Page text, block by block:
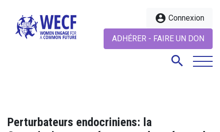
account_circle Connexion
ADHÉRER - FAIRE UN DON
search
Perturbateurs endocriniens: la